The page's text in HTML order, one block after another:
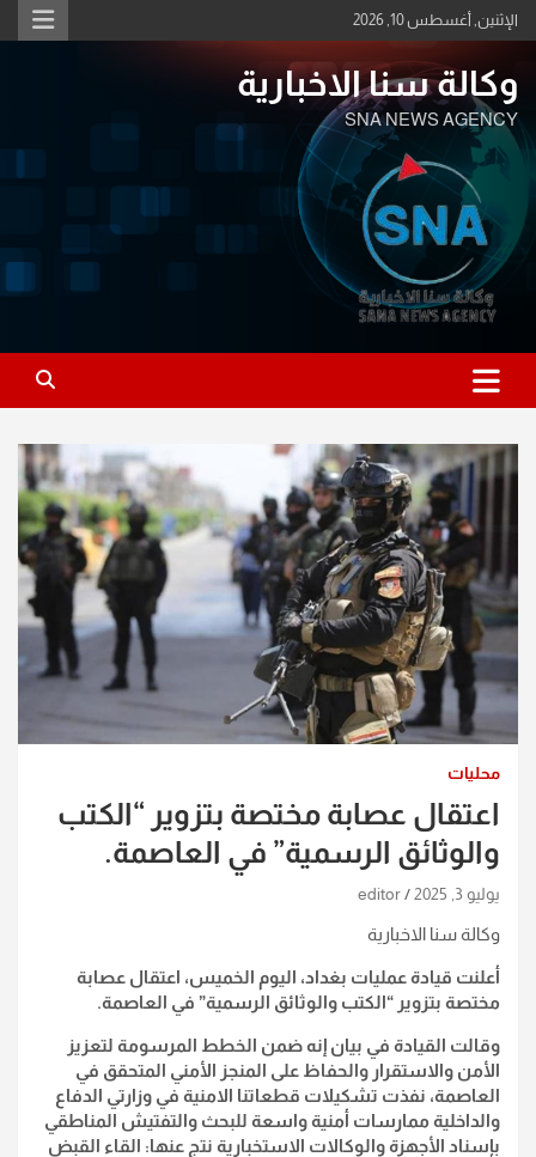
Skip
to
الإثنين, أغسطس 10, 2026
وكالة سنا الاخبارية
SNA NEWS AGENCY
محليات
اعتقال عصابة مختصة بتزوير “الكتب
والوثائق الرسمية” في العاصمة.
يوليو 3, 2025 editor
وكالة سنا الاخبارية
أعلنت قيادة عمليات بغداد، اليوم الخميس، اعتقال عصابة
مختصة بتزوير “الكتب والوثائق الرسمية” في العاصمة.
وقالت القيادة في بيان إنه ضمن الخطط المرسومة لتعزيز
الأمن والاستقرار والحفاظ على المنجز الأمني المتحقق في
العاصمة، نفذت تشكيلات قطعاتنا الامنية في وزارتي الدفاع
والداخلية ممارسات أمنية واسعة للبحث والتفتيش المناطقي
بإسناد الأجهزة والوكالات الاستخبارية نتج عنها: القاء القبض